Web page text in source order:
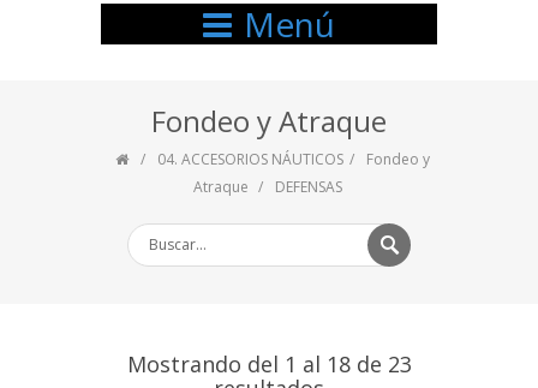
Menú
Fondeo y Atraque
04. ACCESORIOS NÁUTICOS
Fondeo y
Atraque
DEFENSAS
Mostrando del 1 al 18 de 23